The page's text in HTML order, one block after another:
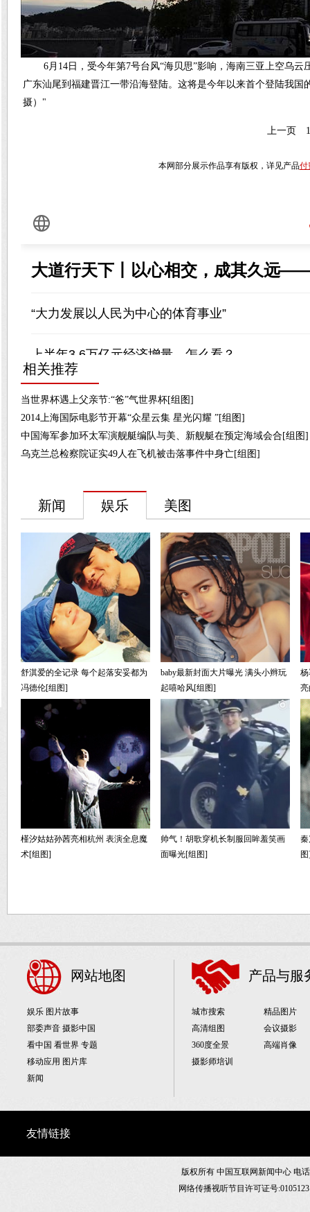
6月14日，受今年第7号台风“海贝思”影响，海南三亚上空乌
广东汕尾到福建晋江一带沿海登陆。这将是今年以来首个登陆我
摄）"
上一页 1
本网部分展示作品享有版权，详见产品付
相关推荐
当世界杯遇上父亲节:“爸”气世界杯[组图]
2014上海国际电影节开幕“众星云集 星光闪耀 ”[组图]
中国海军参加环太军演舰艇编队与美、新舰艇在预定海域会合[组图]
乌克兰总检察院证实49人在飞机被击落事件中身亡[组图]